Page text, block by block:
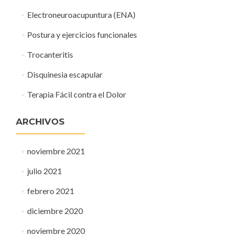
Electroneuroacupuntura (ENA)
Postura y ejercicios funcionales
Trocanteritis
Disquinesia escapular
Terapia Fácil contra el Dolor
ARCHIVOS
noviembre 2021
julio 2021
febrero 2021
diciembre 2020
noviembre 2020